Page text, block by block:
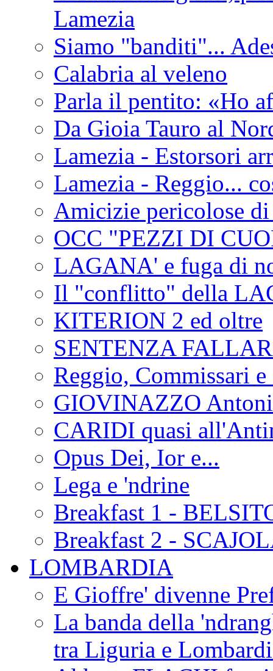
Lamezia
Siamo "banditi"...
Calabria al veleno
Parla il pentito: «Ho
Da Gioia Tauro al
Lamezia - Estorsori
Lamezia - Reggio...
Amicizie pericolose
OCC "PEZZI DI
LAGANA' e fuga di
Il "conflitto" della
KITERION 2 ed oltre
SENTENZA
Reggio, Commissari
GIOVINAZZO
CARIDI quasi
Opus Dei, Ior e...
Lega e 'ndrine
Breakfast 1 -
Breakfast 2 -
LOMBARDIA
E Gioffre' divenne
La banda della
tra Liguria e